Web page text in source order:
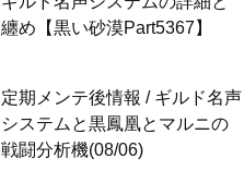
纏め【黒い砂漠Part5367】
定期メンテ後情報 / ギルド名声
システムと黒鳳凰とマルニの
戦闘分析機(08/06)